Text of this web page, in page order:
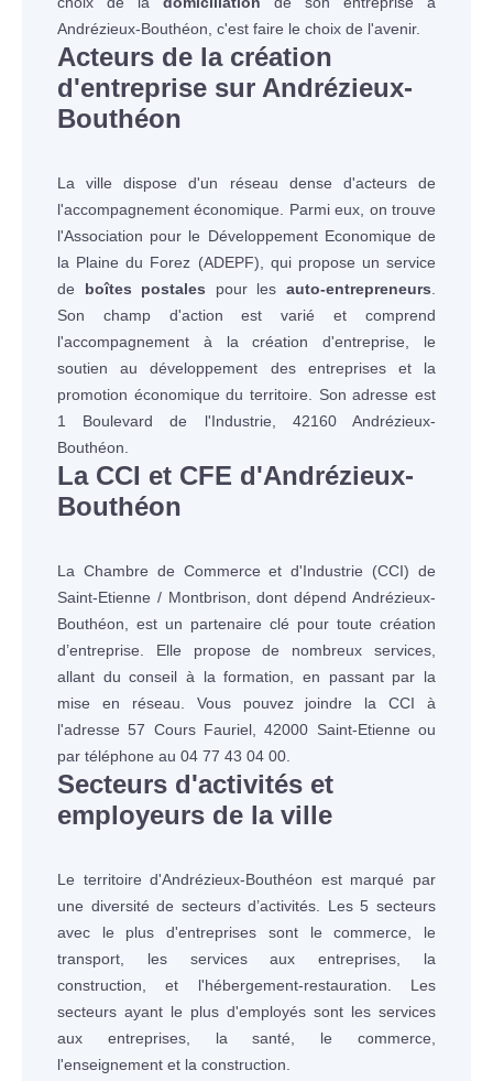
Andrézieux-Bouthéon, c'est faire le choix de l'avenir.
Acteurs de la création
d'entreprise sur Andrézieux-
Bouthéon
La ville dispose d'un réseau dense d'acteurs de
l'accompagnement économique. Parmi eux, on trouve
l'Association pour le Développement Economique de
la Plaine du Forez (ADEPF), qui propose un service
de boîtes postales pour lesauto-entrepreneurs
Son champ d'action est varié et comprend
l'accompagnement à la création d'entreprise, le
soutien au développement des entreprises et la
promotion économique du territoire. Son adresse est
1 Boulevard de l'Industrie, 42160 Andrézieux-
Bouthéon.
La CCI et CFE d'Andrézieux-
Bouthéon
La Chambre de Commerce et d'Industrie (CCI) de
Saint-Etienne / Montbrison, dont dépend Andrézieux-
Bouthéon, est un partenaire clé pour toute création
d’entreprise. Elle propose de nombreux services,
allant du conseil à la formation, en passant par la
mise en réseau. Vous pouvez joindre la CCI à
l'adresse 57 Cours Fauriel, 42000 Saint-Etienne ou
par téléphone au 04 77 43 04 00.
Secteurs d'activités et
employeurs de la ville
Le territoire d'Andrézieux-Bouthéon est marqué par
une diversité de secteurs d’activités. Les 5 secteurs
avec le plus d'entreprises sont le commerce, le
transport, les services aux entreprises, la
construction, et l'hébergement-restauration. Les
secteurs ayant le plus d'employés sont les services
aux entreprises, la santé, le commerce,
l'enseignement et la construction.